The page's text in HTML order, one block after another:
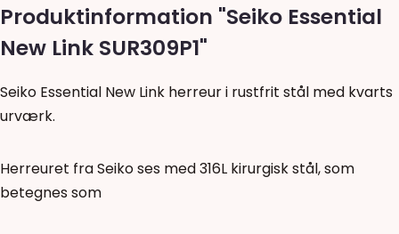
Produktinformation "Seiko Essential
New Link SUR309P1"
Seiko Essential New Link herreur i rustfrit stål med kvarts
urværk.
Herreuret fra Seiko ses med 316L kirurgisk stål, som
betegnes som